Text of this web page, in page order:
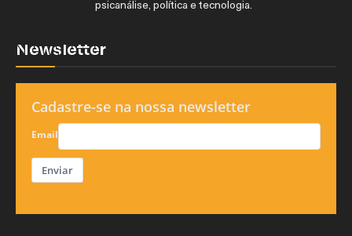
psicanálise, política e tecnologia.
Newsletter
Cadastre-se na nossa newsletter
Email
Enviar